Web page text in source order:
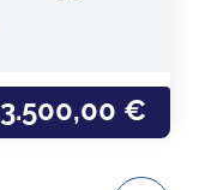
3.500,00 €